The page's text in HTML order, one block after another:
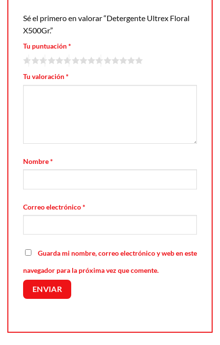
Sé el primero en valorar “Detergente Ultrex Floral
X500Gr.”
Tu puntuación*
Tu valoración*
Nombre*
Correo electrónico*
Guarda mi nombre, correo electrónico y web en este
navegador para la próxima vez que comente.